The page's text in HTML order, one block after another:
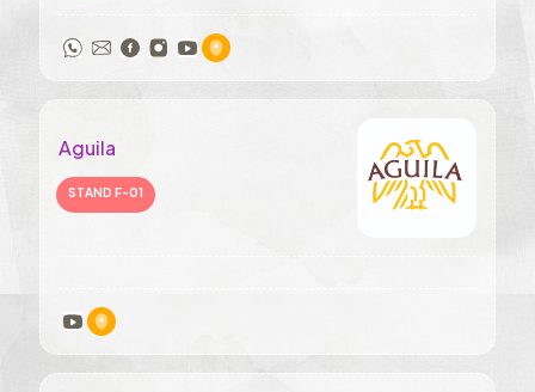
Aguila
STAND F-01